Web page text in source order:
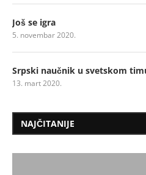
Još se igra
5. novembar 2020.
Srpski naučnik u svetskom
13. mart 2020.
NAJČITANIJE